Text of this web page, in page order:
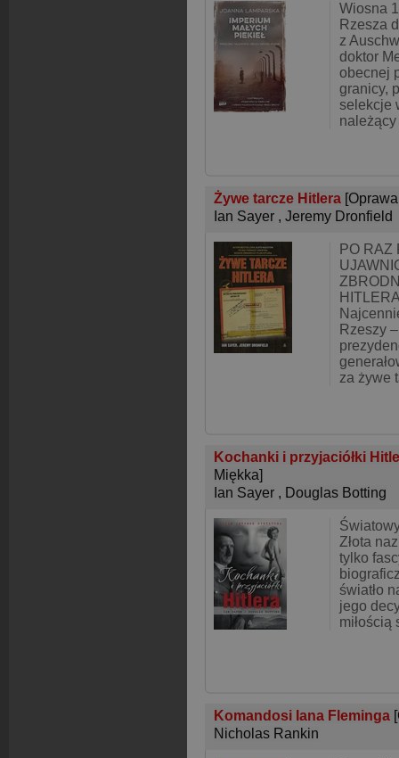
Wiosna
Rzesza
z
doktor
obecnej
granicy,
selekcje
należący
Żywe tarcze Hitlera
Ian Sayer , Jeremy Dronfield
PO RAZ
Rzeszy
za żywe
Kochanki i przyjaciółki
Miękka]
Ian Sayer , Douglas Botting
Złota
tylko
światło
jego
miłością
Komandosi Iana Fleminga
Nicholas Rankin